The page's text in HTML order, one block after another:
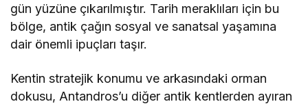
gün yüzüne çıkarılmıştır. Tarih meraklıları için bu
bölge, antik çağın sosyal ve sanatsal yaşamına
dair önemli ipuçları taşır.
Kentin stratejik konumu ve arkasındaki orman
dokusu, Antandros’u diğer antik kentlerden ayıran